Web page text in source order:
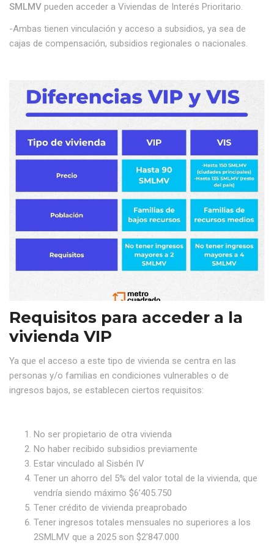
SMLMV pueden acceder a Viviendas de Interés Prioritario.
-Ambas tienen vinculación y acceso a subsidios, ya sea de
cajas de compensación, subsidios regionales o nacionales.
Requisitos para acceder a la
vivienda VIP
Ya que el acceso a este tipo de vivienda se centra en las
personas y/o familias en condiciones vulnerables o de
ingresos bajos, se establecen ciertos requisitos:
No ser propietario de otra vivienda
No haber recibido subsidios previamente
Estar vinculado al Sisbén IV
Tener un ahorro del 5% del valor total de la vivienda, que
vendría siendo máximo $6’405.750
Tener crédito de vivienda preaprobado
Tener ingresos totales mensuales no superiores a los
2SMLMV que a 2025 son $2’847.000